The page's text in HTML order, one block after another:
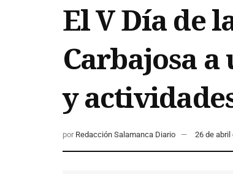
El V Día de
Carbajosa a
y
por Redacción Salamanca Diario 26 de abril